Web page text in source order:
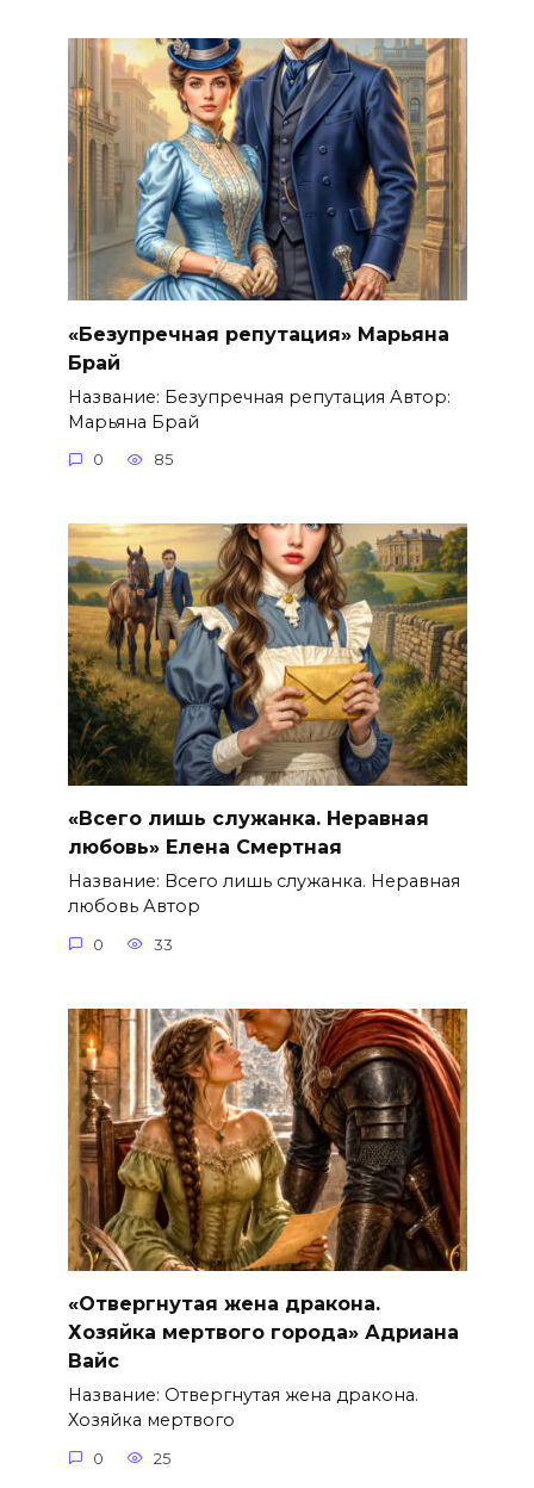
«Безупречная репутация» Марьяна
Брай
Название: Безупречная репутация Автор:
Марьяна Брай
0 85
«Всего лишь служанка. Неравная
любовь» Елена Смертная
Название: Всего лишь служанка. Неравная
любовь Автор
0 33
«Отвергнутая жена дракона.
Хозяйка мертвого города» Адриана
Вайс
Название: Отвергнутая жена дракона.
Хозяйка мертвого
0 25